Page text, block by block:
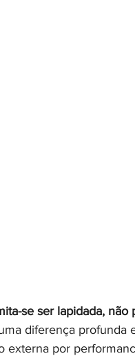
se ser lapidada, não
diferença profunda
externa por